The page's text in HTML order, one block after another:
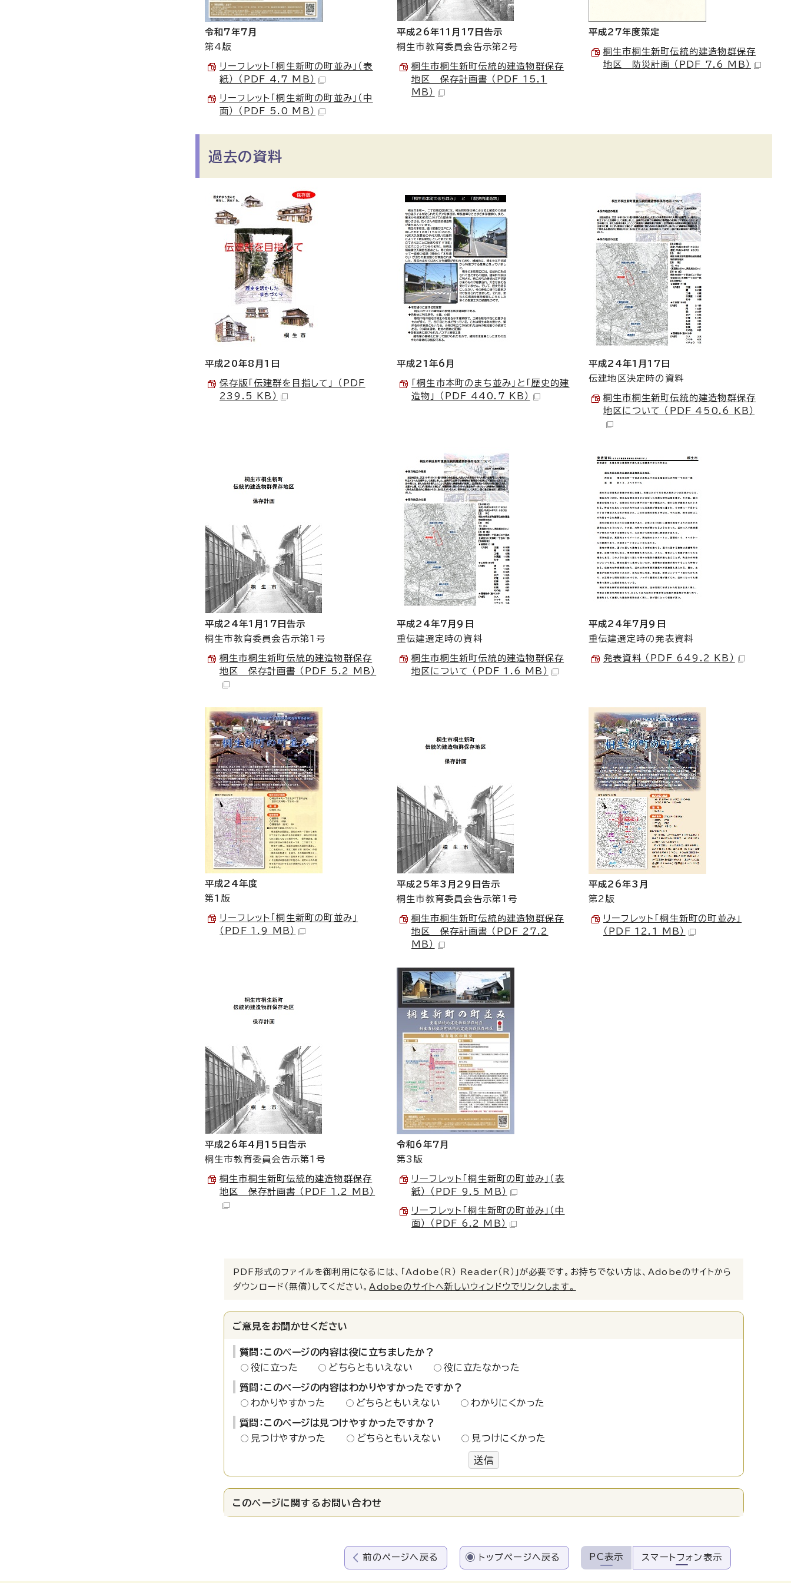
令和7年7月
第4版
リーフレット「桐生新町の町並み」（表
紙） （PDF 4.7 MB）
リーフレット「桐生新町の町並み」（中
面） （PDF 5.0 MB）
平成26年11月17日告示
桐生市教育委員会告示第2号
桐生市桐生新町伝統的建造物群保存
地区 保存計画書 （PDF 15.1
MB）
平成27年度策定
桐生市桐生新町伝統的建造物群保存
地区 防災計画 （PDF 7.6 MB）
過去の資料
平成20年8月1日
保存版「伝建群を目指して」 （PDF
239.5 KB）
平成21年6月
「桐生市本町のまち並み」と「歴史的建
造物」 （PDF 440.7 KB）
平成24年1月17日
伝建地区決定時の資料
桐生市桐生新町伝統的建造物群保存
地区について （PDF 450.6 KB）
平成24年1月17日告示
桐生市教育委員会告示第1号
桐生市桐生新町伝統的建造物群保存
地区 保存計画書 （PDF 5.2 MB）
平成24年7月9日
重伝建選定時の資料
桐生市桐生新町伝統的建造物群保存
地区について （PDF 1.6 MB）
平成24年7月9日
重伝建選定時の発表資料
発表資料 （PDF 649.2 KB）
平成24年度
第1版
リーフレット「桐生新町の町並み」
（PDF 1.9 MB）
平成25年3月29日告示
桐生市教育委員会告示第1号
桐生市桐生新町伝統的建造物群保存
地区 保存計画書 （PDF 27.2
MB）
平成26年3月
第2版
リーフレット「桐生新町の町並み」
（PDF 12.1 MB）
平成26年4月15日告示
桐生市教育委員会告示第1号
桐生市桐生新町伝統的建造物群保存
地区 保存計画書 （PDF 1.2 MB）
令和6年7月
第3版
リーフレット「桐生新町の町並み」（表
紙） （PDF 9.5 MB）
リーフレット「桐生新町の町並み」（中
面） （PDF 6.2 MB）
PDF形式のファイルを御利用になるには、「Adobe（R） Reader（R）」が必要です。お持ちでない方は、Adobeのサイトから
ダウンロード（無償）してください。 Adobeのサイトへ新しいウィンドウでリンクします。
ご意見をお聞かせください
質問：このページの内容は役に立ちましたか？
役に立った
どちらともいえない 役に立たなかった
質問：このページの内容はわかりやすかったですか？
わかりやすかった
どちらともいえない わかりにくかった
質問：このページは見つけやすかったですか？
見つけやすかった
どちらともいえない 見つけにくかった
送信
このページに関する お問い合わせ
前のページへ戻る トップページへ戻る PC表示 スマートフォン表示